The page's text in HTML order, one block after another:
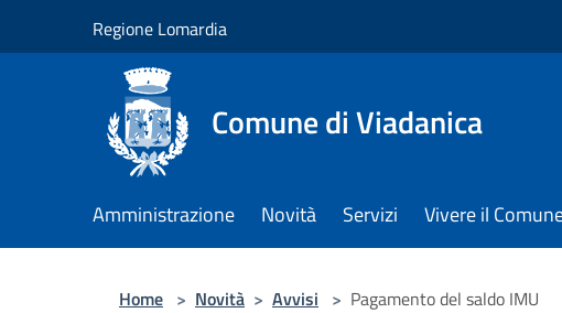
Regione Lomardia
Comune di Viadanica
Amministrazione Novità Servizi Vivere il
Home > Novità > Avvisi > Pagamento del saldo IMU